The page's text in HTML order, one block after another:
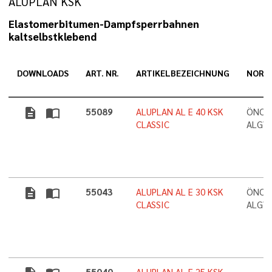
Elastomerbitumen-Dampfsperrbahnen
kaltselbstklebend
DOWNLOADS ART. NR. ARTIKELBEZEICHNUNG
description import_contacts 55089
ALUPLAN AL E 40 KSK
CLASSIC
description import_contacts 55043
ALUPLAN AL E 30 KSK
CLASSIC